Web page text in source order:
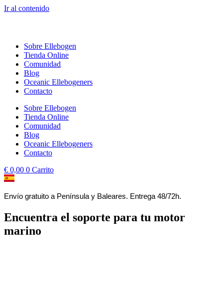
Ir al contenido
Sobre Ellebogen
Tienda Online
Comunidad
Blog
Oceanic Ellebogeners
Contacto
Sobre Ellebogen
Tienda Online
Comunidad
Blog
Oceanic Ellebogeners
Contacto
€ 0,00 0 Carrito
Envío gratuito a Península y Baleares. Entrega 48/72h.
Encuentra el soporte para tu motor
marino